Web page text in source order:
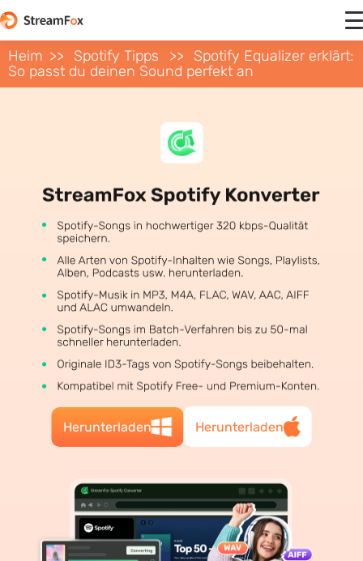
Heim Spotify Tipps
Spotify Equalizer erklärt:
So passt du deinen Sound perfekt an
Herunterladen Herunterladen